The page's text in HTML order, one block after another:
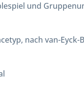
und
nach van-Eyck-